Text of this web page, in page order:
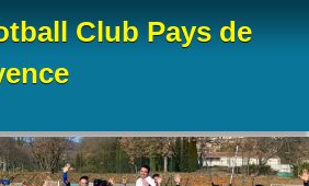
Club Pays de
cookies